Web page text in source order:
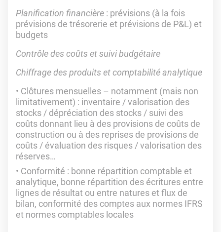
Planification financière : prévisions (à la fois
prévisions de trésorerie et prévisions de P&L) et
budgets
Contrôle des coûts et suivi budgétaire
Chiffrage des produits et comptabilité analytique
Clôtures mensuelles – notamment (mais non
limitativement) : inventaire / valorisation des
stocks / dépréciation des stocks / suivi des
coûts donnant lieu à des provisions de coûts de
construction ou à des reprises de provisions de
coûts / évaluation des risques / valorisation des
réserves…
Conformité : bonne répartition comptable et
analytique, bonne répartition des écritures entre
lignes de résultat ou entre natures et flux de
bilan, conformité des comptes aux normes IFRS
et normes comptables locales